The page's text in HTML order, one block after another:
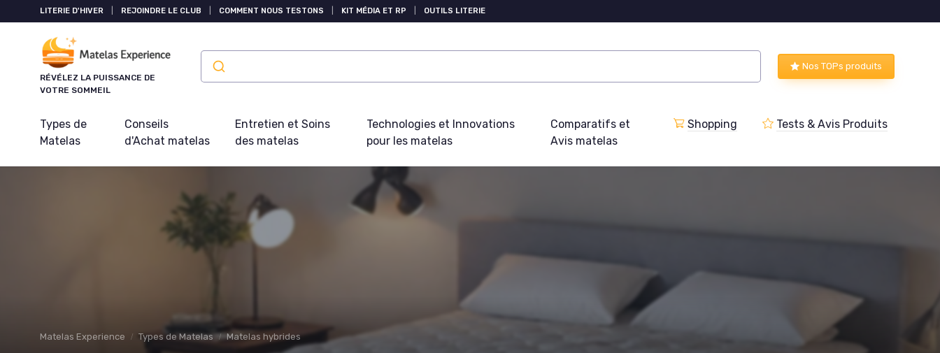
LITERIE D'HIVER REJOINDRE LE CLUB COMMENT NOUS TESTONS KIT MÉDIA ET RP OUTILS LITERIE
RÉVÉLEZ LA PUISSANCE DE
VOTRE SOMMEIL
Nos TOPs produits
Types de
Matelas
Conseils
d'Achat matelas
Entretien et Soins
des matelas
Technologies et Innovations
pour les matelas
Comparatifs et
Avis matelas
Shopping Tests & Avis Produits
Matelas Experience Types de Matelas Matelas hybrides
Panneau de gestion des cookies